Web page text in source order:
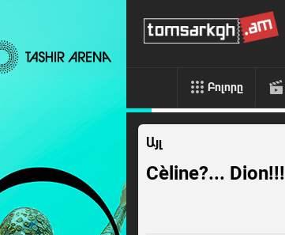
Բոլորը
Այլ
Cèline?... Dion!!!